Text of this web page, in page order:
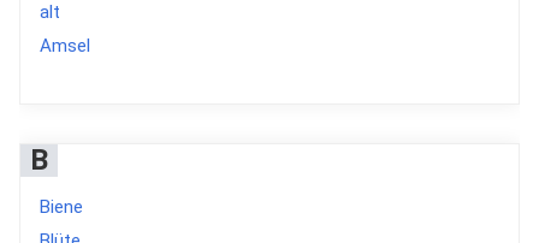
alt
Amsel
B
Biene